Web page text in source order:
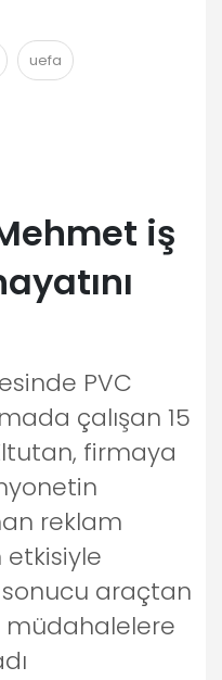
uefa
iş
PVC
çalışan 15
firmaya
reklam
etkisiyle
araçtan